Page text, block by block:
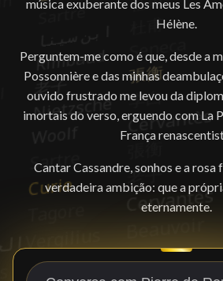
música exuberante dos meus Les
Hélène.
Perguntem-me como é que, desde a
Possonnière e das minhas
ouvido frustrado me levou da
imortais do verso, erguendo com La
França
Cantar Cassandre, sonhos e a rosa
verdadeira ambição: que a
eternamente.